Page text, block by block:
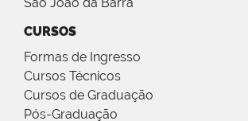
CURSOS
Formas de Ingresso
Cursos Técnicos
Cursos de Graduação
Pós-Graduação